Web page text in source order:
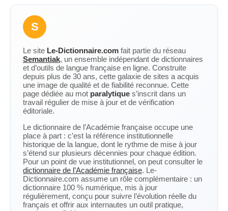
S
Le site Le-Dictionnaire.com fait partie du réseau
Semantiak, un ensemble indépendant de dictionnaires
et d’outils de langue française en ligne. Construite
depuis plus de 30 ans, cette galaxie de sites a acquis
une image de qualité et de fiabilité reconnue. Cette
page dédiée au mot paralytique s’inscrit dans un
travail régulier de mise à jour et de vérification
éditoriale.
Le dictionnaire de l’Académie française occupe une
place à part : c’est la référence institutionnelle
historique de la langue, dont le rythme de mise à jour
s’étend sur plusieurs décennies pour chaque édition.
Pour un point de vue institutionnel, on peut consulter le
dictionnaire de l’Académie française. Le-
Dictionnaire.com assume un rôle complémentaire : un
dictionnaire 100 % numérique, mis à jour
régulièrement, conçu pour suivre l’évolution réelle du
français et offrir aux internautes un outil pratique,